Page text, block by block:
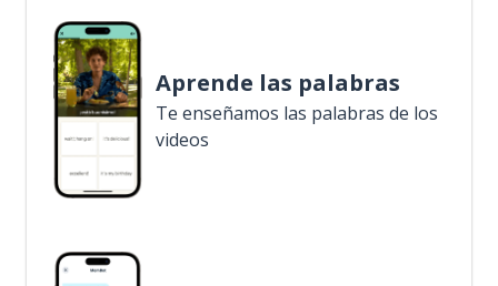
Aprende las palabras
Te enseñamos las palabras de los
videos